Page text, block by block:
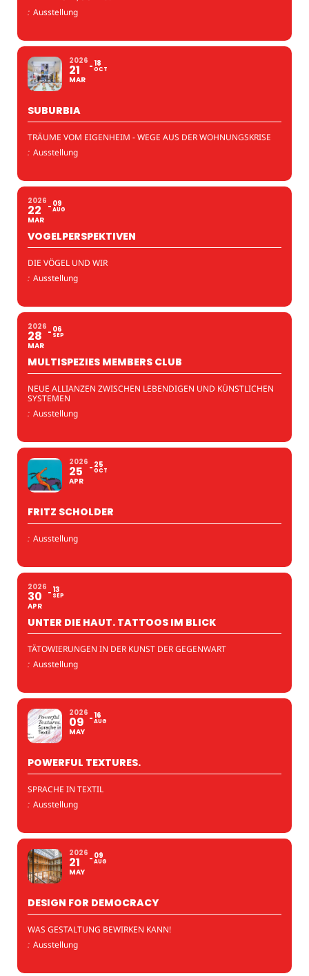
: Ausstellung
2026
21
MAR
18
OCT
SUBURBIA
TRÄUME VOM EIGENHEIM - WEGE AUS DER WOHNUNGSKRISE
: Ausstellung
2026
22
MAR
09
AUG
VOGELPERSPEKTIVEN
DIE VÖGEL UND WIR
: Ausstellung
2026
28
MAR
06
SEP
MULTISPEZIES MEMBERS CLUB
NEUE ALLIANZEN ZWISCHEN LEBENDIGEN UND KÜNSTLICHEN
SYSTEMEN
: Ausstellung
2026
25
APR
25
OCT
FRITZ SCHOLDER
: Ausstellung
2026
30
APR
13
SEP
UNTER DIE HAUT. TATTOOS IM BLICK
TÄTOWIERUNGEN IN DER KUNST DER GEGENWART
: Ausstellung
2026
09
MAY
16
AUG
POWERFUL TEXTURES.
SPRACHE IN TEXTIL
: Ausstellung
2026
21
MAY
09
AUG
DESIGN FOR DEMOCRACY
WAS GESTALTUNG BEWIRKEN KANN!
: Ausstellung